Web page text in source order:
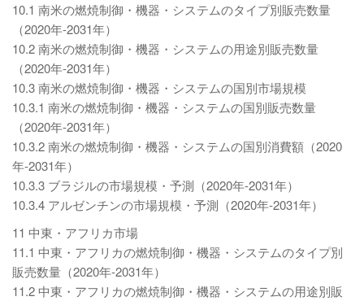
10.1 南米の燃焼制御・機器・システムのタイプ別販売数量
（2020年-2031年）
10.2 南米の燃焼制御・機器・システムの用途別販売数量
（2020年-2031年）
10.3 南米の燃焼制御・機器・システムの国別市場規模
10.3.1 南米の燃焼制御・機器・システムの国別販売数量
（2020年-2031年）
10.3.2 南米の燃焼制御・機器・システムの国別消費額（2020
年-2031年）
10.3.3 ブラジルの市場規模・予測（2020年-2031年）
10.3.4 アルゼンチンの市場規模・予測（2020年-2031年）
11 中東・アフリカ市場
11.1 中東・アフリカの燃焼制御・機器・システムのタイプ別
販売数量（2020年-2031年）
11.2 中東・アフリカの燃焼制御・機器・システムの用途別販